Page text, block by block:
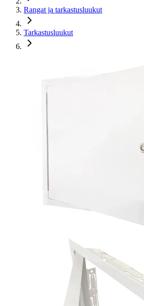
Rangat ja tarkastusluukut
Tarkastusluukut